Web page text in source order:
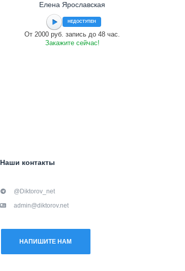
Елена Ярославская
НЕДОСТУПЕН
От 2000 руб. запись до 48 час.
Закажите сейчас!
Наши контакты
@Diktorov_net
admin@diktorov.net
НАПИШИТЕ НАМ